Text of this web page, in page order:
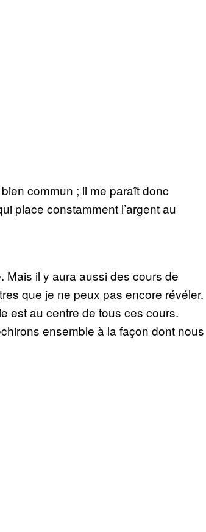
commun ; il me paraît donc
place constamment l’argent au
Mais il y aura aussi des cours de
que je ne peux pas encore révéler.
est au centre de tous ces cours.
ensemble à la façon dont nous